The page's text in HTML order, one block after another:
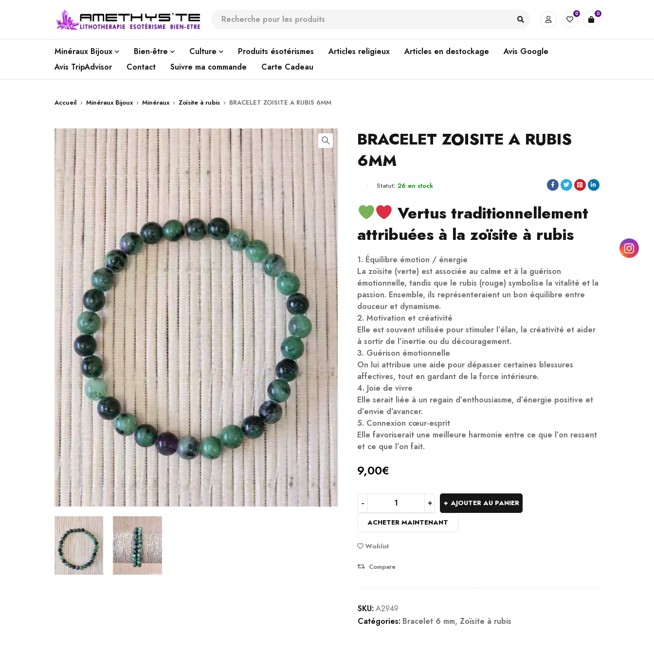
0 0
Minéraux Bijoux Bien-être Culture Produits ésotérismes Articles religieux Articles en destockage
Avis Google
Avis TripAdvisor
Contact Suivre ma commande Carte Cadeau
Accueil › Minéraux Bijoux › Minéraux › Zoïsite à rubis › BRACELET ZOISITE A RUBIS 6MM
BRACELET ZOISITE A RUBIS
6MM
Statut: 26 en stock
Vertus traditionnellement
attribuées à la zoïsite à rubis
1. Équilibre émotion / énergie
La zoïsite (verte) est associée au calme et à la guérison
émotionnelle, tandis que le rubis (rouge) symbolise la vitalité et la
passion. Ensemble, ils représenteraient un bon équilibre entre
douceur et dynamisme.
2. Motivation et créativité
Elle est souvent utilisée pour stimuler l’élan, la créativité et aider
à sortir de l’inertie ou du découragement.
3. Guérison émotionnelle
On lui attribue une aide pour dépasser certaines blessures
affectives, tout en gardant de la force intérieure.
4. Joie de vivre
Elle serait liée à un regain d’enthousiasme, d’énergie positive et
d’envie d’avancer.
5. Connexion cœur-esprit
Elle favoriserait une meilleure harmonie entre ce que l’on ressent
et ce que l’on fait.
9,00€
AJOUTER AU PANIER
ACHETER MAINTENANT
Wishlist
Compare
SKU: A2949
Catégories: Bracelet 6 mm,Zoïsite à rubis